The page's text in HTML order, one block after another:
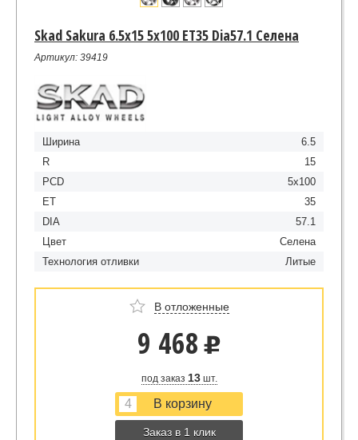
Skad Sakura 6.5x15 5x100 ET35 Dia57.1 Селена
Артикул: 39419
Ширина
6.5
R
15
PCD
5x100
ET
35
DIA
57.1
Цвет
Селена
Технология отливки
Литые
В отложенные
9 468 u
под заказ 13шт.
Заказ в 1 клик